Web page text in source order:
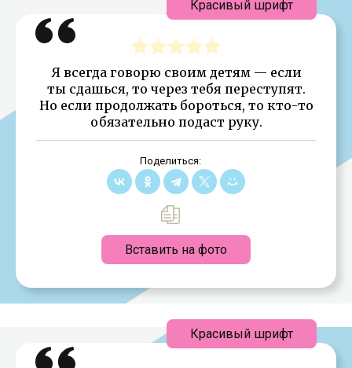
Я всегда говорю своим детям — если
ты сдашься, то через тебя переступят.
Но если продолжать бороться, то кто-то
обязательно подаст руку.
Поделиться:
Вставить на фото
Красивый шрифт
Красивый шрифт